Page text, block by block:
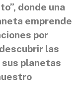
donde una
emprende
por
las
planetas